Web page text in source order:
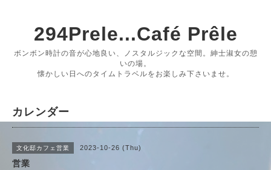
294Prele...Café Prêle
ボンボン時計の音が心地良い、ノスタルジックな空間。紳士淑女の憩
いの場。
懐かしい日へのタイムトラベルをお楽しみ下さいませ。
カレンダー
文化邸カフェ営業 2023-10-26 (Thu)
営業